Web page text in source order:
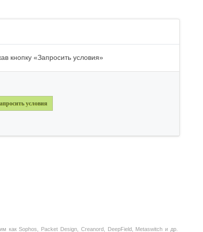
кнопку «Запросить условия»
условия
как Sophos, Packet Design, Creanord, DeepField, Metaswitch и др.